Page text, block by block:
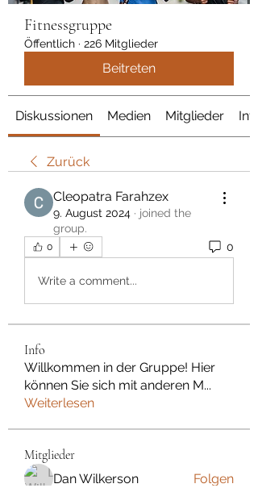
Fitnessgruppe
Öffentlich · 226 Mitglieder
Beitreten
Diskussionen Medien Mitglieder Info
Zurück
Cleopatra Farahzex
9. August 2024 · joined the
group.
0 0
Write a comment...
Info
Willkommen in der Gruppe! Hier
können Sie sich mit anderen M...
Weiterlesen
Mitglieder
Dan Wilkerson Folgen